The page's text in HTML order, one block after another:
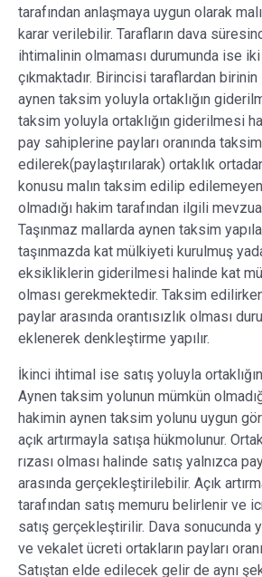
tarafından anlaşmaya uygun olarak
karar verilebilir. Tarafların dava
ihtimalinin olmaması durumunda ise
çıkmaktadır. Birincisi taraflardan
aynen taksim yoluyla ortaklığın
taksim yoluyla ortaklığın giderilmesi
pay sahiplerine payları oranında taksim
edilerek(paylaştırılarak) ortaklık
konusu malın taksim edilip
olmadığı hakim tarafından ilgili
Taşınmaz mallarda aynen taksim
taşınmazda kat mülkiyeti kurulmuş
eksikliklerin giderilmesi halinde kat
olması gerekmektedir. Taksim
paylar arasında orantısızlık olması
eklenerek denkleştirme yapılır.
İkinci ihtimal ise satış yoluyla
Aynen taksim yolunun mümkün
hakimin aynen taksim yolunu uygun
açık artırmayla satışa hükmolunur.
rızası olması halinde satış yalnızca
arasında gerçekleştirilebilir. Açık
tarafından satış memuru belirlenir ve
satış gerçekleştirilir. Dava sonucunda
ve vekalet ücreti ortakların payları
Satıştan elde edilecek gelir de aynı